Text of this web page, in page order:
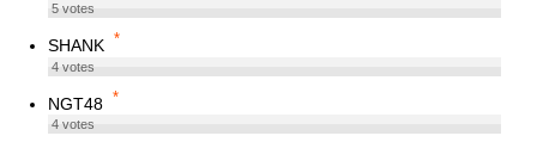
5votes
SHANK *
4votes
NGT48 *
4votes